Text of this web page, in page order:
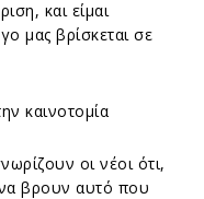
και είμαι
μας βρίσκεται σε
καινοτομία
οι νέοι ότι,
βρουν αυτό που